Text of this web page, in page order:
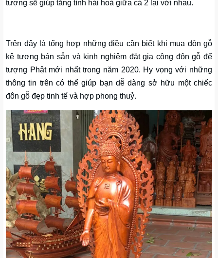
tượng sẽ giúp tăng tính hài hoà giữa cả 2 lại với nhau.
Trên đây là tổng hợp những điều cần biết khi mua đôn gỗ
kê tượng bán sẵn và kinh nghiệm đặt gia công đôn gỗ để
tượng Phật mới nhất trong năm 2020. Hy vọng với những
thông tin trên có thể giúp bạn dễ dàng sở hữu một chiếc
đôn gỗ đẹp tinh tế và hợp phong thuỷ.